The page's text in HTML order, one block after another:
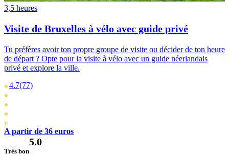
3,5 heures
Visite de Bruxelles à vélo avec guide privé
Tu préfères avoir ton propre groupe de visite ou décider de ton heure
de départ ? Opte pour la visite à vélo avec un guide néerlandais
privé et explore la ville.
4.7(77)
A partir de 36 euros
Très bon
5.0